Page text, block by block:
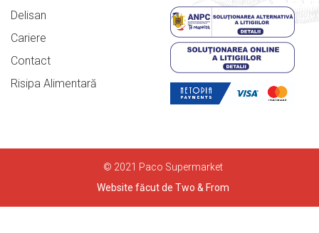
Delisan
Cariere
Contact
Risipa Alimentară
© 2021 Paco Supermarket
Website făcut de Two & From